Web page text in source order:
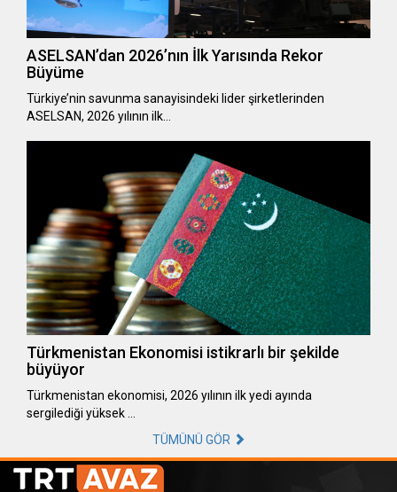
ASELSAN’dan 2026’nın İlk Yarısında Rekor
Büyüme
Türkiye’nin savunma sanayisindeki lider şirketlerinden
ASELSAN, 2026 yılının ilk…
Türkmenistan Ekonomisi istikrarlı bir şekilde
büyüyor
Türkmenistan ekonomisi, 2026 yılının ilk yedi ayında
sergilediği yüksek …
TÜMÜNÜ GÖR